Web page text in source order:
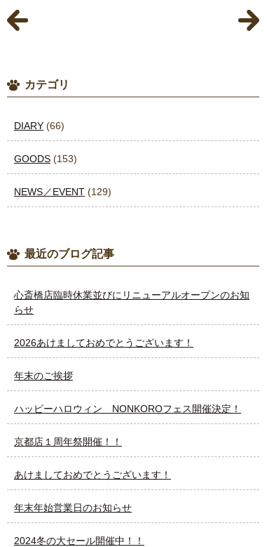
カテゴリ
DIARY (66)
GOODS (153)
NEWS／EVENT (129)
最近のブログ記事
心斎橋店臨時休業並びにリニューアルオープンのお知
らせ
2026あけましておめでとうございます！
年末のご挨拶
ハッピーハロウィン NONKOROフェス開催決定！
京都店１周年祭開催！！
あけましておめでとうございます！
年末年始営業日のお知らせ
2024冬の大セール開催中！！